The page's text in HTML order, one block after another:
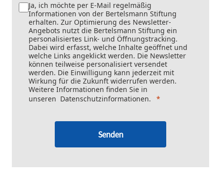
Ja, ich möchte per E-Mail regelmäßig
Informationen von der Bertelsmann Stiftung
erhalten. Zur Optimierung des Newsletter-
Angebots nutzt die Bertelsmann Stiftung ein
personalisiertes Link- und Öffnungstracking.
Dabei wird erfasst, welche Inhalte geöffnet und
welche Links angeklickt werden. Die Newsletter
können teilweise personalisiert versendet
werden. Die Einwilligung kann jederzeit mit
Wirkung für die Zukunft widerrufen werden.
Weitere Informationen finden Sie in
unseren Datenschutzinformationen.
Senden